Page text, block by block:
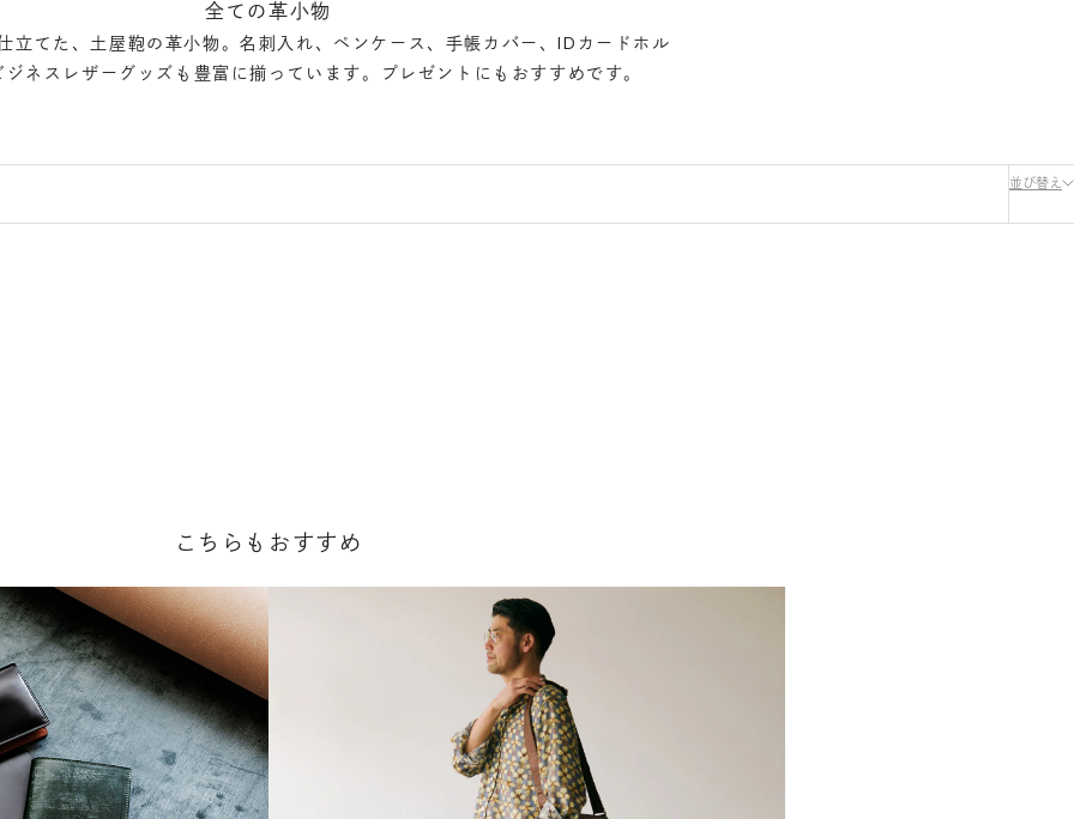
全ての革小物
立てた、土屋鞄の革小物。名刺入れ、ペンケース、手帳カバー、IDカードホル
ジネスレザーグッズも豊富に揃っています。プレゼントにもおすすめです。
並び替え
こちらもおすすめ